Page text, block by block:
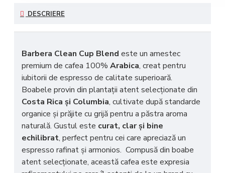
DESCRIERE
Barbera Clean Cup Blend este un amestec
premium de cafea 100% Arabica, creat pentru
iubitorii de espresso de calitate superioară.
Boabele provin din plantaţii atent selecţionate din
Costa Rica şi Columbia, cultivate după standarde
organice şi prăjite cu grijă pentru a păstra aroma
naturală. Gustul este curat, clar şi bine
echilibrat, perfect pentru cei care apreciază un
espresso rafinat și armonios. Compusă din boabe
atent selecţionate, această cafea este expresia